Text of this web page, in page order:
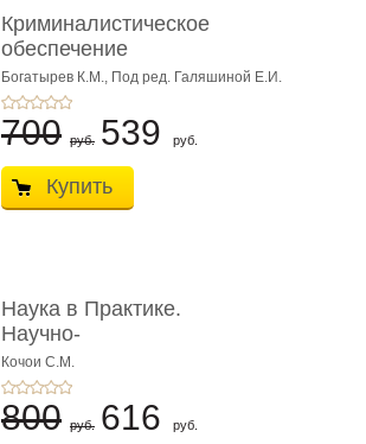
Криминалистическое
обеспечение
медиабезопас� ...
Богатырев К.М., Под ред. Галяшиной Е.И.
700 руб. 539 руб.
Купить
Наука в Практике.
Научно-
консультационные (пра
...
Кочои С.М.
800 руб. 616 руб.